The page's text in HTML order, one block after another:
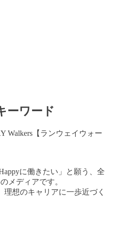
ーワード
に働きたい」と願う、全
メディアです。
想のキャリアに一歩近づく